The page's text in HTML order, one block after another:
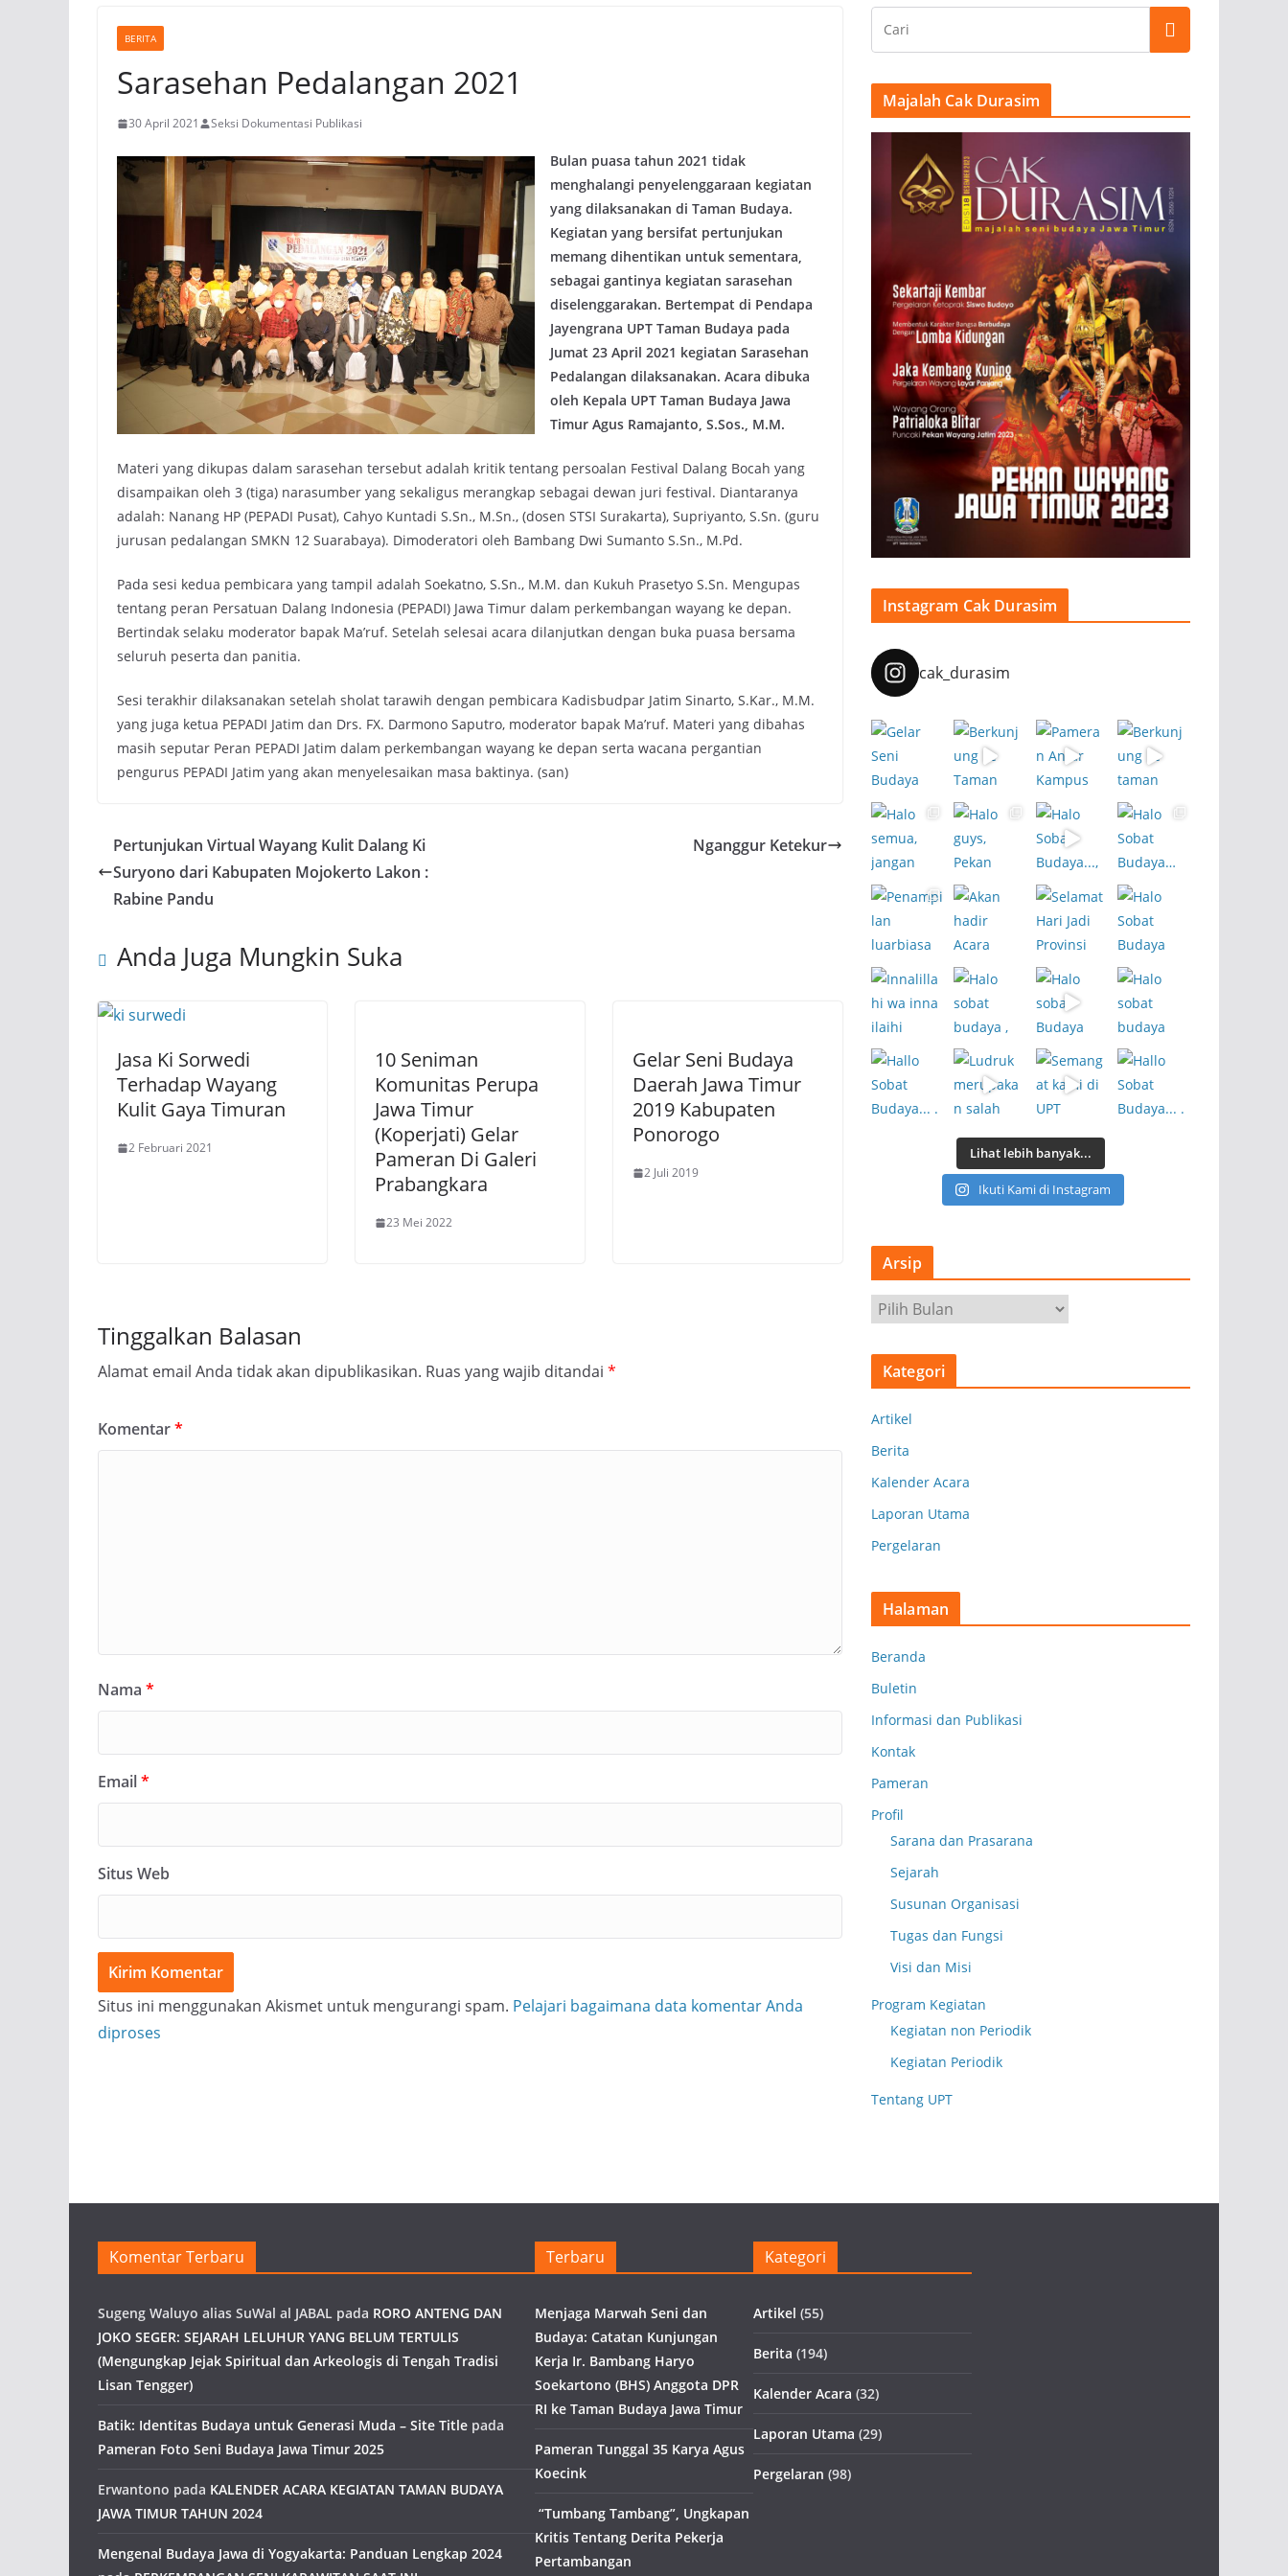
BERITA
Sarasehan Pedalangan 2021
30 April 2021 Seksi Dokumentasi Publikasi
Bulan puasa tahun 2021 tidak
menghalangi penyelenggaraan kegiatan
yang dilaksanakan di Taman Budaya.
Kegiatan yang bersifat pertunjukan
memang dihentikan untuk sementara,
sebagai gantinya kegiatan sarasehan
diselenggarakan. Bertempat di Pendapa
Jayengrana UPT Taman Budaya pada
Jumat 23 April 2021 kegiatan Sarasehan
Pedalangan dilaksanakan. Acara dibuka
oleh Kepala UPT Taman Budaya Jawa
Timur Agus Ramajanto, S.Sos., M.M.
Materi yang dikupas dalam sarasehan tersebut adalah kritik tentang persoalan Festival Dalang Bocah yang
disampaikan oleh 3 (tiga) narasumber yang sekaligus merangkap sebagai dewan juri festival. Diantaranya
adalah: Nanang HP (PEPADI Pusat), Cahyo Kuntadi S.Sn., M.Sn., (dosen STSI Surakarta), Supriyanto, S.Sn. (guru
jurusan pedalangan SMKN 12 Suarabaya). Dimoderatori oleh Bambang Dwi Sumanto S.Sn., M.Pd.
Pada sesi kedua pembicara yang tampil adalah Soekatno, S.Sn., M.M. dan Kukuh Prasetyo S.Sn. Mengupas
tentang peran Persatuan Dalang Indonesia (PEPADI) Jawa Timur dalam perkembangan wayang ke depan.
Bertindak selaku moderator bapak Ma’ruf. Setelah selesai acara dilanjutkan dengan buka puasa bersama
seluruh peserta dan panitia.
Sesi terakhir dilaksanakan setelah sholat tarawih dengan pembicara Kadisbudpar Jatim Sinarto, S.Kar., M.M.
yang juga ketua PEPADI Jatim dan Drs. FX. Darmono Saputro, moderator bapak Ma’ruf. Materi yang dibahas
masih seputar Peran PEPADI Jatim dalam perkembangan wayang ke depan serta wacana pergantian
pengurus PEPADI Jatim yang akan menyelesaikan masa baktinya. (san)
Pertunjukan Virtual Wayang Kulit Dalang Ki
Suryono dari Kabupaten Mojokerto Lakon :
Rabine Pandu
Nganggur Ketekur
Anda Juga Mungkin Suka
Jasa Ki Sorwedi
Terhadap Wayang
Kulit Gaya Timuran
2 Februari 2021
10 Seniman
Komunitas Perupa
Jawa Timur
(Koperjati) Gelar
Pameran Di Galeri
Prabangkara
23 Mei 2022
Gelar Seni Budaya
Daerah Jawa Timur
2019 Kabupaten
Ponorogo
2 Juli 2019
Tinggalkan Balasan
Alamat email Anda tidak akan dipublikasikan. Ruas yang wajib ditandai *
Komentar*
Nama *
Email*
Situs Web
Situs ini menggunakan Akismet untuk mengurangi spam. Pelajari bagaimana data komentar Anda
diproses
Majalah Cak Durasim
Instagram Cak Durasim
cak_durasim
Lihat lebih banyak...
Ikuti Kami di Instagram
Arsip
r
s
Kategori
Artikel
Berita
Kalender Acara
Laporan Utama
Pergelaran
Halaman
Beranda
Buletin
Informasi dan Publikasi
Kontak
Pameran
Profil
Sarana dan Prasarana
Sejarah
Susunan Organisasi
Tugas dan Fungsi
Visi dan Misi
Program Kegiatan
Kegiatan non Periodik
Kegiatan Periodik
Tentang UPT
Komentar Terbaru
Sugeng Waluyo alias SuWal al JABAL pada RORO ANTENG DAN
JOKO SEGER: SEJARAH LELUHUR YANG BELUM TERTULIS
(Mengungkap Jejak Spiritual dan Arkeologis di Tengah Tradisi
Lisan Tengger)
Batik: Identitas Budaya untuk Generasi Muda – Site Title pada
Pameran Foto Seni Budaya Jawa Timur 2025
Erwantono pada KALENDER ACARA KEGIATAN TAMAN BUDAYA
JAWA TIMUR TAHUN 2024
Mengenal Budaya Jawa di Yogyakarta: Panduan Lengkap 2024
Terbaru
Menjaga Marwah Seni dan
Budaya: Catatan Kunjungan
Kerja Ir. Bambang Haryo
Soekartono (BHS) Anggota DPR
RI ke Taman Budaya Jawa Timur
Pameran Tunggal 35 Karya Agus
Koecink
“Tumbang Tambang”, Ungkapan
Kritis Tentang Derita Pekerja
Pertambangan
Kategori
Artikel (55)
Berita (194)
Kalender Acara (32)
Laporan Utama (29)
Pergelaran (98)